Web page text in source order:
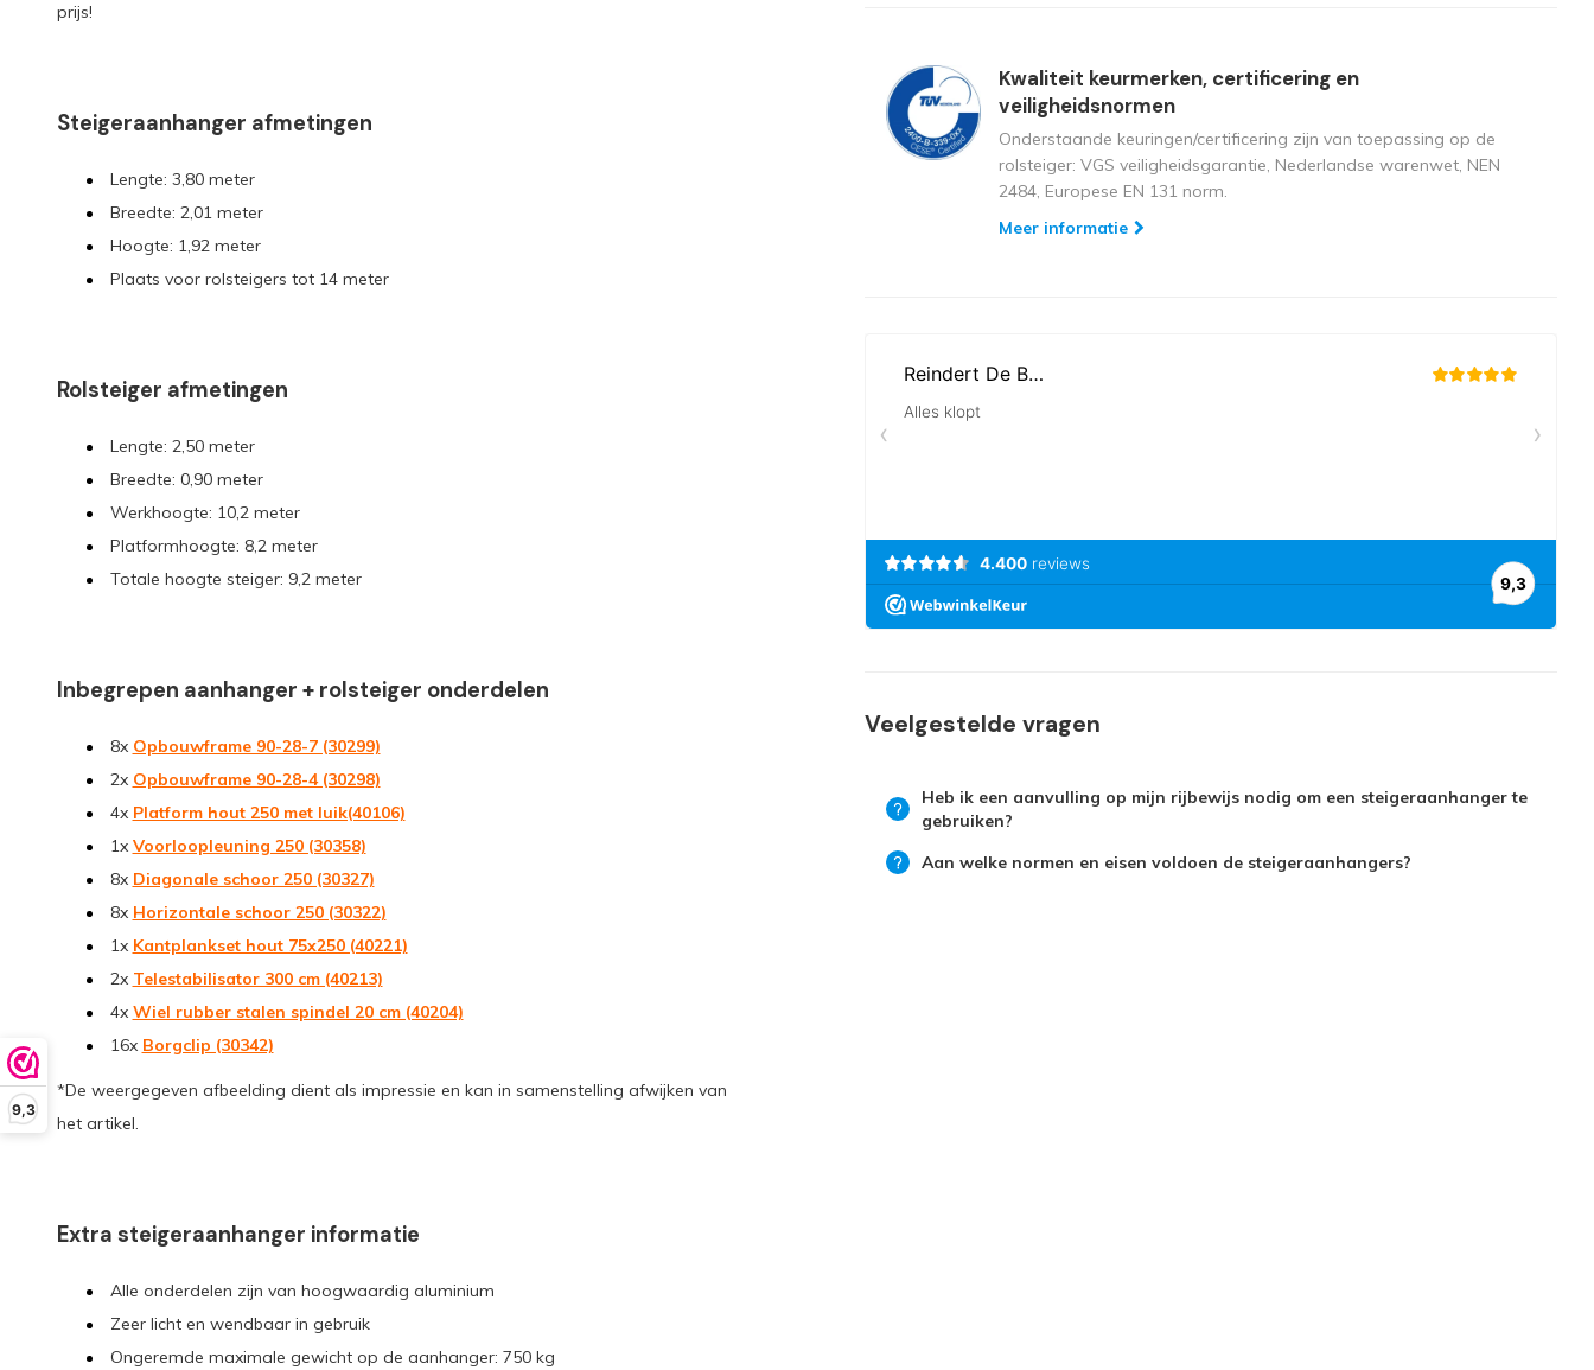
9,3
prijs!
Steigeraanhanger afmetingen
Lengte: 3,80 meter
Breedte: 2,01 meter
Hoogte: 1,92 meter
Plaats voor rolsteigers tot 14 meter
Rolsteiger afmetingen
Lengte: 2,50 meter
Breedte: 0,90 meter
Werkhoogte: 10,2 meter
Platformhoogte: 8,2 meter
Totale hoogte steiger: 9,2 meter
Inbegrepen aanhanger + rolsteiger onderdelen
8x Opbouwframe 90-28-7 (30299)
2x Opbouwframe 90-28-4 (30298)
4x Platform hout 250 met luik(40106)
1x Voorloopleuning 250 (30358)
8x Diagonale schoor 250 (30327)
8x Horizontale schoor 250 (30322)
1x Kantplankset hout 75x250 (40221)
2x Telestabilisator 300 cm (40213)
4x Wiel rubber stalen spindel 20 cm (40204)
16x Borgclip (30342)
*De weergegeven afbeelding dient als impressie en kan in samenstelling afwijken van
het artikel.
Extra steigeraanhanger informatie
Alle onderdelen zijn van hoogwaardig aluminium
Zeer licht en wendbaar in gebruik
Ongeremde maximale gewicht op de aanhanger: 750 kg
Kwaliteit keurmerken, certificering en
veiligheidsnormen
Onderstaande keuringen/certificering zijn van toepassing op de
rolsteiger: VGS veiligheidsgarantie, Nederlandse warenwet, NEN
2484, Europese EN 131 norm.
Meer informatie
Veelgestelde vragen
Heb ik een aanvulling op mijn rijbewijs nodig om een steigeraanhanger te
gebruiken?
Aan welke normen en eisen voldoen de steigeraanhangers?